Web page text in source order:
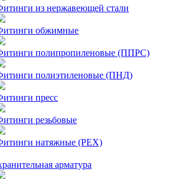
из нержавеющей стали
обжимные
полипропиленовые (ППРС)
полиэтиленовые (ПНД)
пресс
резьбовые
натяжные (PEX)
арматура